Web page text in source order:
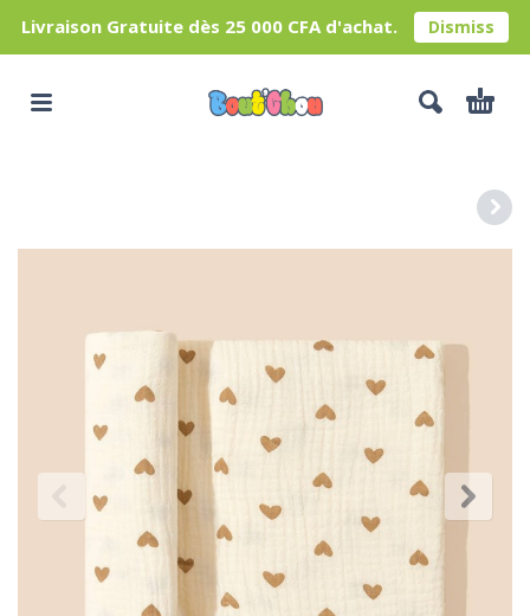
Livraison Gratuite dès 25 000 CFA d'achat. Dismiss